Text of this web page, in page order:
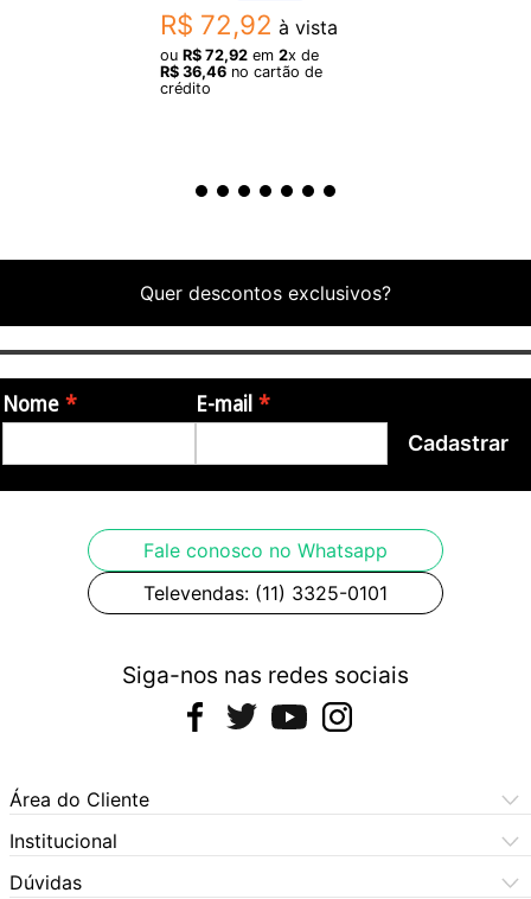
R$ 72,92 à vista
ou R$ 72,92 em 2x de
R$ 36,46 no cartão de
crédito
Quer descontos exclusivos?
Nome E-mail
Cadastrar
Fale conosco no Whatsapp
Televendas: (11) 3325-0101
Siga-nos nas redes sociais
Área do Cliente
Meus Pedidos
Meus Dados
Institucional
Central de Atendimento
Dúvidas